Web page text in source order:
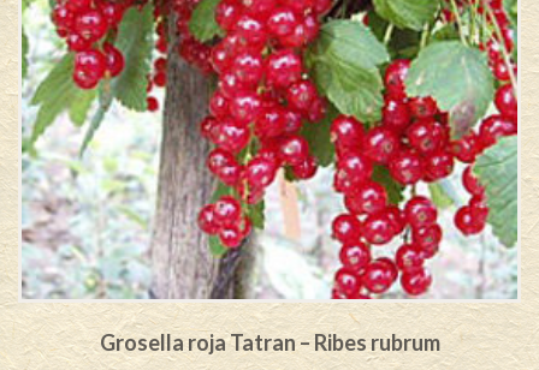
Grosella roja Tatran – Ribes rubrum